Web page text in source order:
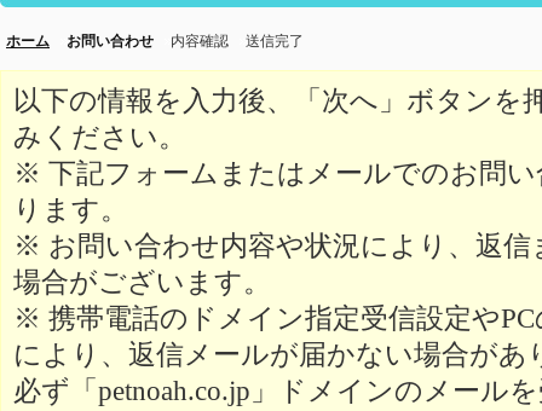
ホーム お問い合わせ 内容確認 送信完了
以下の情報を入力後、「次へ」ボタンを
みください。
※ 下記フォームまたはメールでのお問
ります。
※ お問い合わせ内容や状況により、返
場合がございます。
※ 携帯電話のドメイン指定受信設定や
により、返信メールが届かない場合があ
必ず「petnoah.co.jp」ドメインのメール